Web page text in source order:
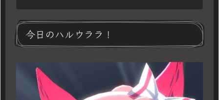
今日のハルウララ！